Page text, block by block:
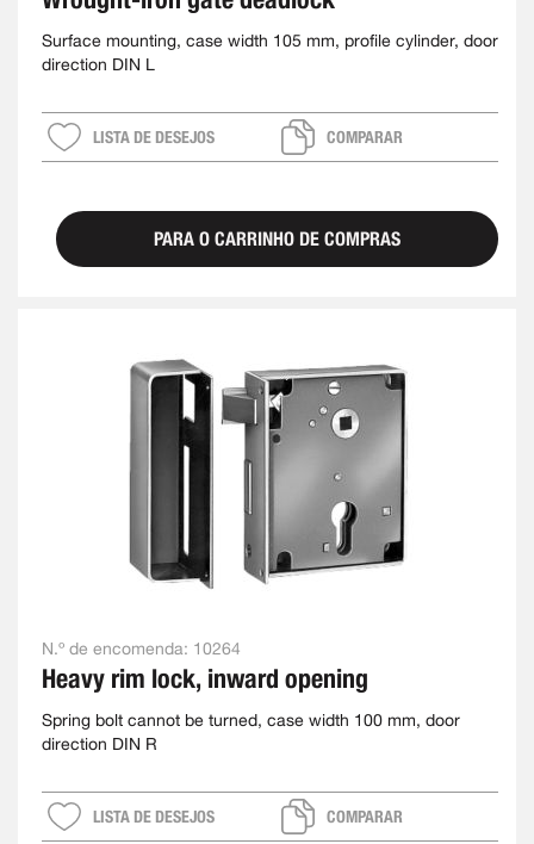
Surface mounting, case width 105 mm, profile cylinder, door
direction DIN L
LISTA DE DESEJOS COMPARAR
PARA O CARRINHO DE COMPRAS
N.º de encomenda: 10264
Heavy rim lock, inward opening
Spring bolt cannot be turned, case width 100 mm, door
direction DIN R
LISTA DE DESEJOS COMPARAR